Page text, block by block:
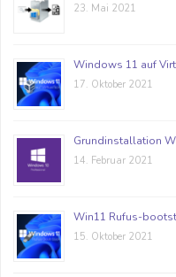
23. Mai 2021
Windows 11 auf
17. Oktober 2021
Grundinstallation
14. Februar 2021
Win11 Rufus-
15. Oktober 2021